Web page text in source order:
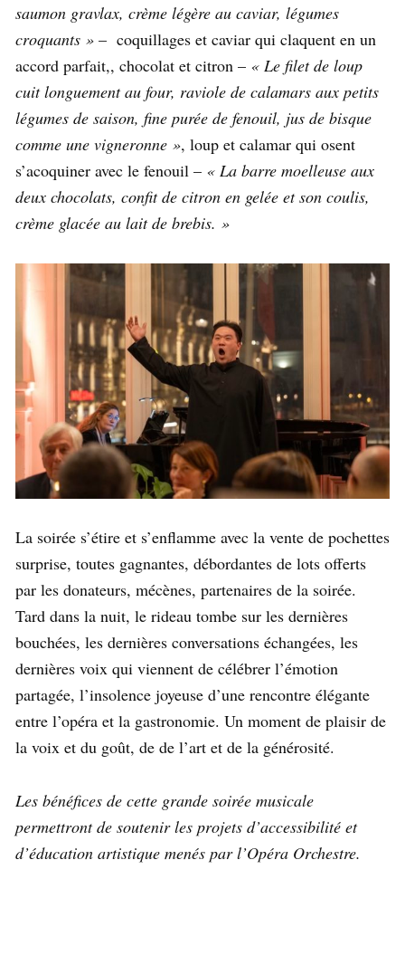
saumon gravlax, crème légère au caviar, légumes
croquants » – coquillages et caviar qui claquent en un
accord parfait,, chocolat et citron – « Le filet de loup
cuit longuement au four, raviole de calamars aux petits
légumes de saison, fine purée de fenouil, jus de bisque
comme une vigneronne », loup et calamar qui osent
s’acoquiner avec le fenouil – « La barre moelleuse aux
deux chocolats, confit de citron en gelée et son coulis,
crème glacée au lait de brebis. »
La soirée s’étire et s’enflamme avec la vente de pochettes
surprise, toutes gagnantes, débordantes de lots offerts
par les donateurs, mécènes, partenaires de la soirée.
Tard dans la nuit, le rideau tombe sur les dernières
bouchées, les dernières conversations échangées, les
dernières voix qui viennent de célébrer l’émotion
partagée, l’insolence joyeuse d’une rencontre élégante
entre l’opéra et la gastronomie. Un moment de plaisir de
la voix et du goût, de de l’art et de la générosité.
Les bénéfices de cette grande soirée musicale
permettront de soutenir les projets d’accessibilité et
d’éducation artistique menés par l’Opéra Orchestre.